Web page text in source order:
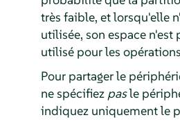
très faible, et lorsqu'elle
utilisée, son espace n'est
utilisé pour les
Pour partager le
ne spécifiez pasle
indiquez uniquement le